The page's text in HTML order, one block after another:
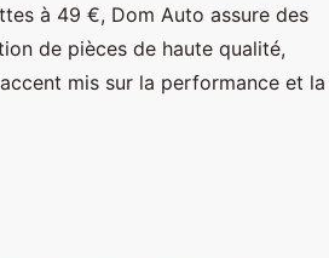
à 49 €, Dom Auto assure des
de pièces de haute qualité,
mis sur la performance et la